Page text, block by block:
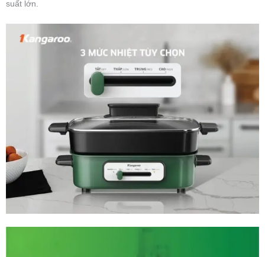
suất lớn.